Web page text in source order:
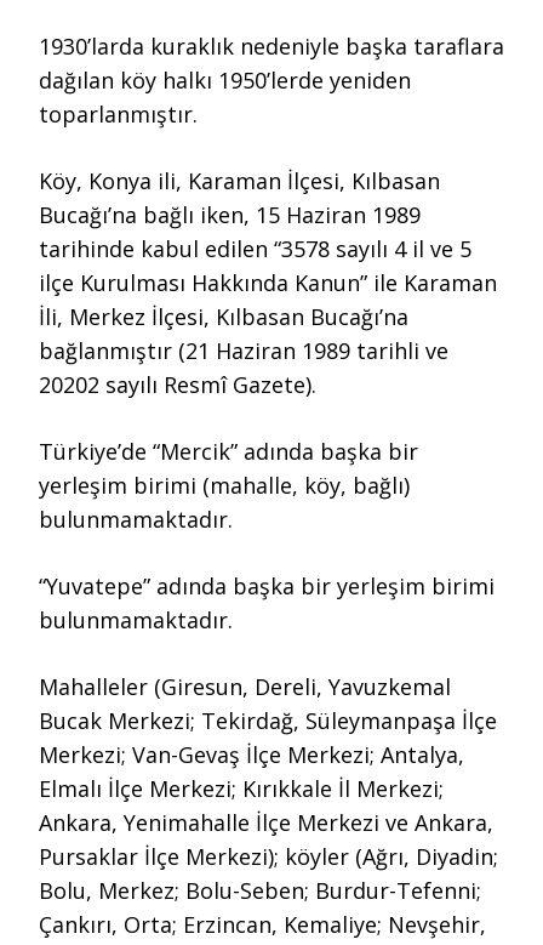
1930’larda kuraklık nedeniyle başka taraflara
dağılan köy halkı 1950’lerde yeniden
toparlanmıştır.
Köy, Konya ili, Karaman İlçesi, Kılbasan
Bucağı’na bağlı iken, 15 Haziran 1989
tarihinde kabul edilen “3578 sayılı 4 il ve 5
ilçe Kurulması Hakkında Kanun” ile Karaman
İli, Merkez İlçesi, Kılbasan Bucağı’na
bağlanmıştır (21 Haziran 1989 tarihli ve
20202 sayılı Resmî Gazete).
Türkiye’de “Mercik” adında başka bir
yerleşim birimi (mahalle, köy, bağlı)
bulunmamaktadır.
“Yuvatepe” adında başka bir yerleşim birimi
bulunmamaktadır.
Mahalleler (Giresun, Dereli, Yavuzkemal
Bucak Merkezi; Tekirdağ, Süleymanpaşa İlçe
Merkezi; Van-Gevaş İlçe Merkezi; Antalya,
Elmalı İlçe Merkezi; Kırıkkale İl Merkezi;
Ankara, Yenimahalle İlçe Merkezi ve Ankara,
Pursaklar İlçe Merkezi); köyler (Ağrı, Diyadin;
Bolu, Merkez; Bolu-Seben; Burdur-Tefenni;
Çankırı, Orta; Erzincan, Kemaliye; Nevşehir,